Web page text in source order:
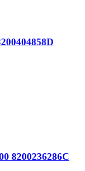
8200236286C